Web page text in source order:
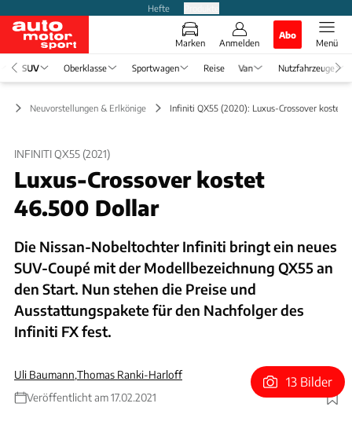
Hefte
Marken Anmelden
Abo
Menü
SUV Oberklasse Sportwagen Reise Van Nutzfahrzeuge
Neuvorstellungen & Erlkönige Infiniti QX55 (2020): Luxus-Crossover kostet
INFINITI QX55 (2021)
Luxus-Crossover kostet
46.500 Dollar
Die Nissan-Nobeltochter Infiniti bringt ein neues
SUV-Coupé mit der Modellbezeichnung QX55 an
den Start. Nun stehen die Preise und
Ausstattungspakete für den Nachfolger des
Infiniti FX fest.
Uli Baumann,Thomas Ranki-Harloff
Veröffentlicht am 17.02.2021
Foto: Infiniti
13 Bilder